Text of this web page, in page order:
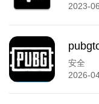
2023-
安全
2026-